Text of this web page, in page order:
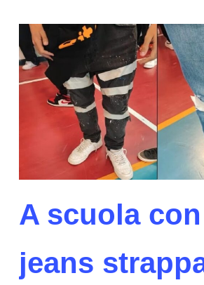
A scuola
jeans